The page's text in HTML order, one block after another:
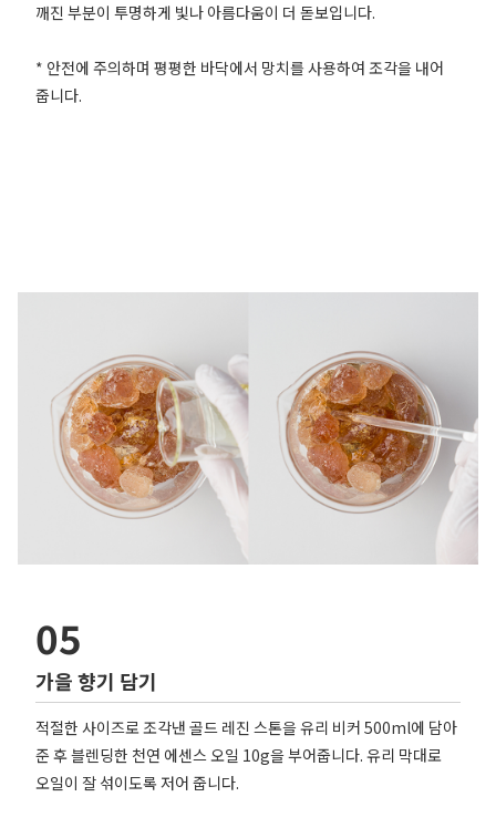
깨진 부분이 투명하게 빛나 아름다움이 더 돋보입니다.
* 안전에 주의하며 평평한 바닥에서 망치를 사용하여 조각을 내어
줍니다.
05
가을 향기 담기
적절한 사이즈로 조각낸 골드 레진 스톤을 유리 비커 500ml에 담아
준 후 블렌딩한 천연 에센스 오일 10g을 부어줍니다. 유리 막대로
오일이 잘 섞이도록 저어 줍니다.